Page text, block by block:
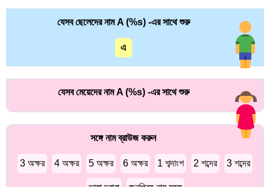
যেসব ছেলেদের নাম A (%s) -এর সাথে শুরু
এ
যেসব মেয়েদের নাম A (%s) -এর সাথে শুরু
সঙ্গে নাম ব্রাউজ করুন
3 অক্ষর 4 অক্ষর 5 অক্ষর 6 অক্ষর 1 শব্দাংশ 2 শব্দের 3 শব্দের